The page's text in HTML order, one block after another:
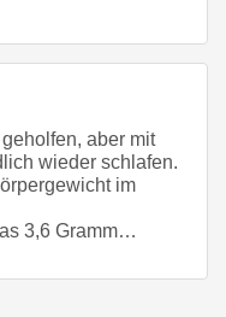
aber mit
wieder schlafen.
im
3,6 Gramm…